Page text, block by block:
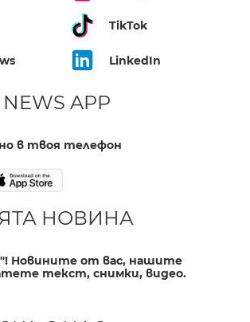
TikTok
LinkedIn
APP
в твоя телефон
НОВИНА
Новините от вас, нашите
текст, снимки, видео.